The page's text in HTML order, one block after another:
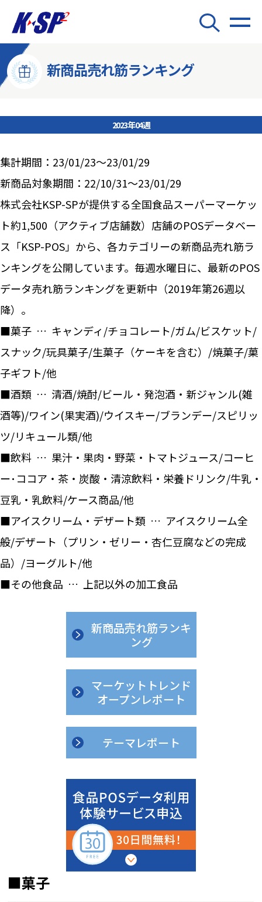
新商品売れ筋ランキング
2023年04週
集計期間：23/01/23～23/01/29
新商品対象期間：22/10/31～23/01/29
株式会社KSP-SPが提供する全国食品スーパーマーケッ
ト約1,500（アクティブ店舗数）店舗のPOSデータベー
ス「KSP-POS」から、各カテゴリーの新商品売れ筋ラ
ンキングを公開しています。毎週水曜日に、最新のPOS
データ売れ筋ランキングを更新中（2019年第26週以
降）。
■菓子 … キャンディ/チョコレート/ガム/ビスケット/
スナック/玩具菓子/生菓子（ケーキを含む）/焼菓子/菓
子ギフト/他
■酒類 … 清酒/焼酎/ビール・発泡酒・新ジャンル(雑
酒等)/ワイン(果実酒)/ウイスキー/ブランデー/スピリッ
ツ/リキュール類/他
■飲料 … 果汁・果肉・野菜・トマトジュース/コーヒ
ー･ココア・茶・炭酸・清涼飲料・栄養ドリンク/牛乳・
豆乳・乳飲料/ケース商品/他
■アイスクリーム・デザート類 … アイスクリーム全
般/デザート（プリン・ゼリー・杏仁豆腐などの完成
品）/ヨーグルト/他
■その他食品 … 上記以外の加工食品
新商品売れ筋ランキ
ング
マーケットトレンド
オープンレポート
テーマレポート
■菓子